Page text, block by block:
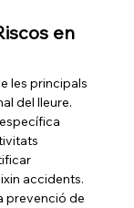
en
les principals
del lleure.
accidents.
prevenció de